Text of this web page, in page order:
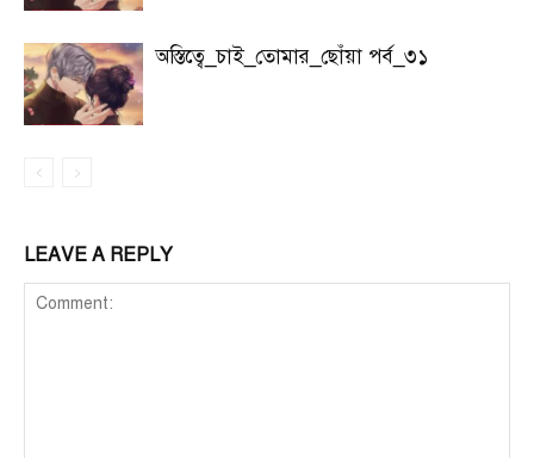
অস্তিত্বে_চাই_তোমার_ছোঁয়া পর্ব_৩১
LEAVE A REPLY